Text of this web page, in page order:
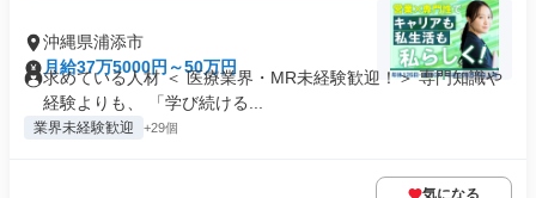
沖縄県浦添市
月給37万5000円～50万円
求めている人材 ＜ 医療業界・MR未経験歓迎！＞ 専門知識や
経験よりも、 「学び続ける...
業界未経験歓迎 +29個
気になる